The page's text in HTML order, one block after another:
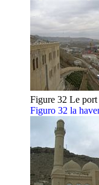
Figure 32 Le port
Figuro 32 la